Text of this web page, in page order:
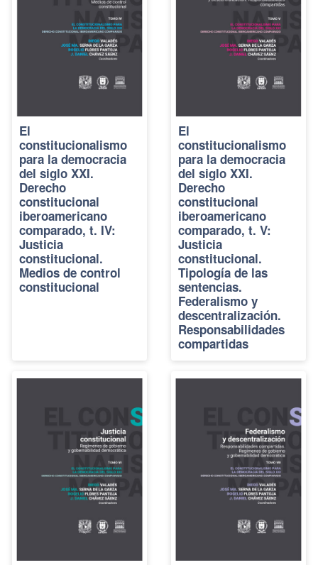
El
constitucionalismo
para la democracia
del siglo XXI.
Derecho
constitucional
iberoamericano
comparado, t. IV:
Justicia
constitucional.
Medios de control
constitucional
El
constitucionalismo
para la democracia
del siglo XXI.
Derecho
constitucional
iberoamericano
comparado, t. V:
Justicia
constitucional.
Tipología de las
sentencias.
Federalismo y
descentralización.
Responsabilidades
compartidas